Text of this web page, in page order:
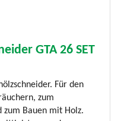
GTA 26 SET
Für den
zum
Bauen mit Holz.